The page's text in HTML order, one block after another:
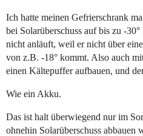
Ich hatte meinen Gefrierschrank
bei Solarüberschuss auf bis zu -
nicht anläuft, weil er nicht über
von z.B. -18° kommt. Also auch
einen Kältepuffer aufbauen, und
Wie ein Akku.
Das ist halt überwiegend nur im
ohnehin Solarüberschuss abbauen